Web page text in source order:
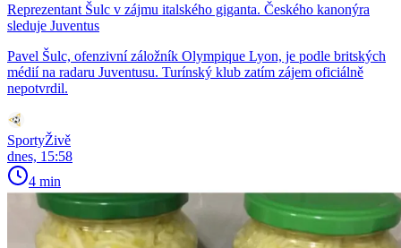
Reprezentant Šulc v zájmu italského giganta. Českého kanonýra
sleduje Juventus
Pavel Šulc, ofenzivní záložník Olympique Lyon, je podle britských
médií na radaru Juventusu. Turínský klub zatím zájem oficiálně
nepotvrdil.
SportyŽivě
dnes, 15:58
4 min